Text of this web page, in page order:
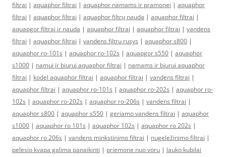
filtrai | aquaphor filtrai | aquaphor namams ir pramonei | aquaphor
filtrai | aquaphor filtrai | aquaphor filtrų nauda | aquaphor filtrai |
aquapgor filtrai ir nauda | aquaphor filtrai | aquaphor filtrai | vandens
filtrai | aquaphor filtrai | vandens filtru rusys | aquaphor s800 |
aquaphor ro-101s | aquaphor ro-102s | aquapgor s550 | aquaphor
s1000 | namui ir biurui aquaphor filtrai | namams ir biurui aquaphor
filtrai | kodel aquaphor filtrai | aquaphor filtrai | vandens filtrai |
aquaphor filtrai | aquaphor ro-101s | aquaphor ro-202s | aquaphor ro-
102s | aquaphor ro-202s | aquaphor ro-206s | vandens filtrai |
aquaphor s800 | aquaphor s550 | geriamo vandens filtrai | aquaphor
s1000 | aquaphor ro 101s | aquaphor 102s | aquaphor ro 202s |
aquaphor ro 206s | vandens minkstinimo filtrai | nugeležinimo filtrai |
pelesio kvapa galima panaikinti | priemone nuo voru | lauko kubilai